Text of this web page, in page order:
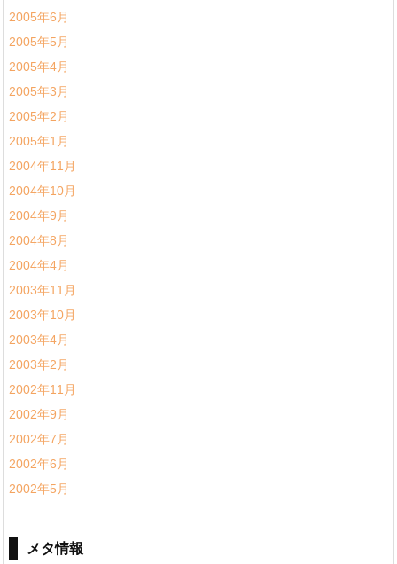
2005年6月
2005年5月
2005年4月
2005年3月
2005年2月
2005年1月
2004年11月
2004年10月
2004年9月
2004年8月
2004年4月
2003年11月
2003年10月
2003年4月
2003年2月
2002年11月
2002年9月
2002年7月
2002年6月
2002年5月
メタ情報